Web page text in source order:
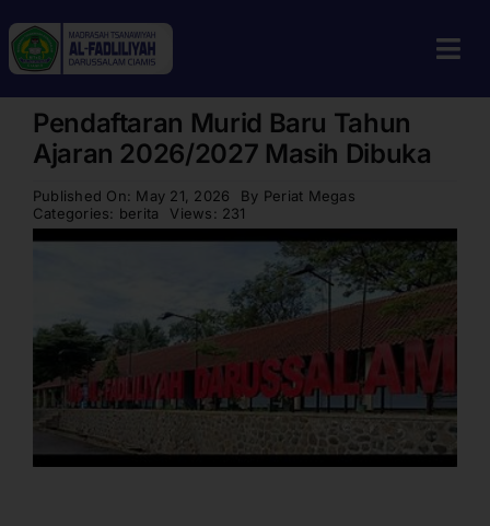
to
content
Home
Profil
Guru & Tenaga Kependidikan
Calon Siswa
Alumni
Aplikasi
Pendaftaran Murid Baru Tahun
Ajaran 2026/2027 Masih Dibuka
Published On: May 21, 2026 By Periat Megas
Categories: berita Views: 231